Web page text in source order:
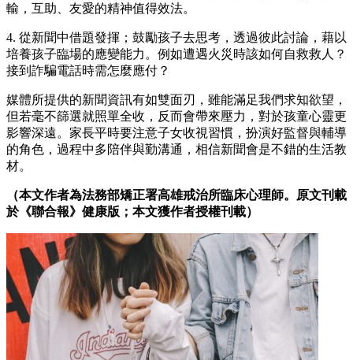
輸，互助、友愛的精神值得效法。
4. 從新聞中借題發揮；鼓勵孩子去思考，透過彼此討論，藉以
培養孩子臨場的應變能力。例如遭遇火災時該如何自救救人？
接到詐騙電話時需怎麼應付？
媒體所提供的新聞資訊有如雙面刃，雖能滿足我們求知欲望，
但若毫不篩選就照單全收，反而會帶來壓力，對於孩童心靈更
影響深遠。家長平時要注意子女收視習慣，扮演好監督與輔導
的角色，過程中多陪伴與勤溝通，相信新聞會是不錯的生活教
材。
（本文作者為法務部矯正署高雄戒治所臨床心理師。原文刊載
於《聯合報》健康版；本文獲作者授權刊載）